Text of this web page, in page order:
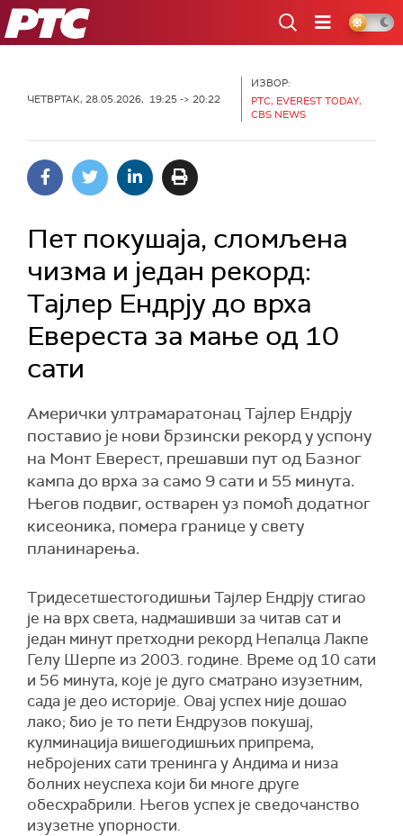
РТС
ЧЕТВРТАК, 28.05.2026, 19:25 -> 20:22
ИЗВОР:
РТС, EVEREST TODAY,
CBS NEWS
Пет покушаја, сломљена
чизма и један рекорд:
Тајлер Ендрју до врха
Евереста за мање од 10
сати
Амерички ултрамаратонац Тајлер Ендрjу
поставио је нови брзински рекорд у успону
на Монт Еверест, прешавши пут од Базног
кампа до врха за само 9 сати и 55 минута.
Његов подвиг, остварен уз помоћ додатног
кисеоника, помера границе у свету
планинарења.
Tридесетшестогодишњи Тајлер Ендрjу стигао
је на врх света, надмашивши за читав сат и
један минут претходни рекорд Непалца Лакпе
Гелу Шерпе из 2003. године. Време од 10 сати
и 56 минута, које је дуго сматрано изузетним,
сада је део историје. Овај успех није дошао
лако; био је то пети Ендрузов покушај,
кулминација вишегодишњих припрема,
небројених сати тренинга у Андима и низа
болних неуспеха који би многе друге
обесхрабрили. Његов успех је сведочанство
изузетне упорности.